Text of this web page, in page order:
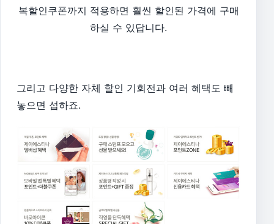
복할인쿠폰까지 적용하면 훨씬 할인된 가격에 구매
하실 수 있답니다.
그리고 다양한 자체 할인 기회전과 여러 혜택도 빼
놓으면 섭하죠.